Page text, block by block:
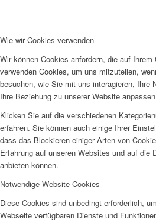
Wie wir Cookies verwenden
Wir können Cookies anfordern, die auf
verwenden Cookies, um uns mitzuteilen,
besuchen, wie Sie mit uns interagieren, Ihre
Ihre Beziehung zu unserer Website
Klicken Sie auf die verschiedenen
erfahren. Sie können auch einige Ihrer
dass das Blockieren einiger Arten von
Erfahrung auf unseren Websites und auf die
anbieten können.
Notwendige Website Cookies
Diese Cookies sind unbedingt erforderlich,
Webseite verfügbaren Dienste und